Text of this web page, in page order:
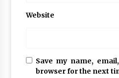
Website
Save my name,
browser for the next